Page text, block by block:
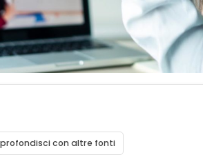
con altre fonti